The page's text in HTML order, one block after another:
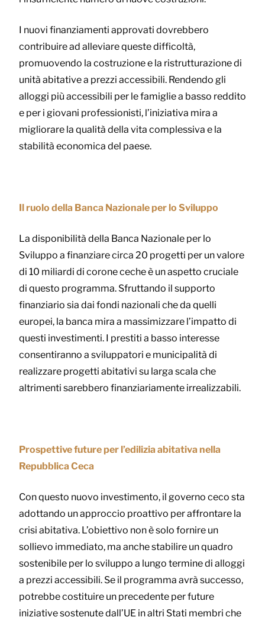
I nuovi finanziamenti approvati dovrebbero
contribuire ad alleviare queste difficoltà,
promuovendo la costruzione e la ristrutturazione di
unità abitative a prezzi accessibili. Rendendo gli
alloggi più accessibili per le famiglie a basso reddito
e per i giovani professionisti, l’iniziativa mira a
migliorare la qualità della vita complessiva e la
stabilità economica del paese.
Il ruolo della Banca Nazionale per lo Sviluppo
La disponibilità della Banca Nazionale per lo
Sviluppo a finanziare circa 20 progetti per un valore
di 10 miliardi di corone ceche è un aspetto cruciale
di questo programma. Sfruttando il supporto
finanziario sia dai fondi nazionali che da quelli
europei, la banca mira a massimizzare l’impatto di
questi investimenti. I prestiti a basso interesse
consentiranno a sviluppatori e municipalità di
realizzare progetti abitativi su larga scala che
altrimenti sarebbero finanziariamente irrealizzabili.
Prospettive future per l’edilizia abitativa nella
Repubblica Ceca
Con questo nuovo investimento, il governo ceco sta
adottando un approccio proattivo per affrontare la
crisi abitativa. L’obiettivo non è solo fornire un
sollievo immediato, ma anche stabilire un quadro
sostenibile per lo sviluppo a lungo termine di alloggi
a prezzi accessibili. Se il programma avrà successo,
potrebbe costituire un precedente per future
iniziative sostenute dall’UE in altri Stati membri che